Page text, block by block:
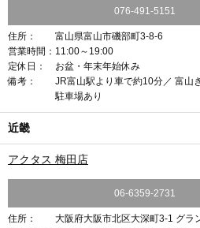
076-491-5151
住所：
富山県富山市磯部町3-8-6
営業時間： 11:00～19:00
定休日：
お盆・年末年始休み
備考：
JR富山駅より車で約10分／ 富山
駐車場あり
近畿
アクタス 梅田店
06-6359-2731
住所：
大阪府大阪市北区大深町3-1 グラ